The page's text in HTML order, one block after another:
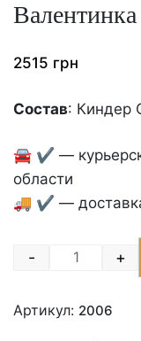
2515 грн
Состав: Киндер
🚘 ✔️ —
области
🚚 ✔️ —
Quantity
- +
Артикул: 2006